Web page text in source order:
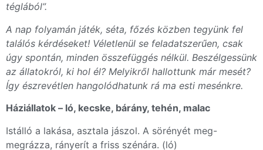
téglából”.
A nap folyamán játék, séta, főzés közben tegyünk fel
találós kérdéseket! Véletlenül se feladatszerűen, csak
úgy spontán, minden összefüggés nélkül. Beszélgessünk
az állatokról, ki hol él? Melyikről hallottunk már mesét?
Így észrevétlen hangolódhatunk rá ma esti mesénkre.
Háziállatok – ló, kecske, bárány, tehén, malac
Istálló a lakása, asztala jászol. A sörényét meg-
megrázza, rányerít a friss szénára. (ló)